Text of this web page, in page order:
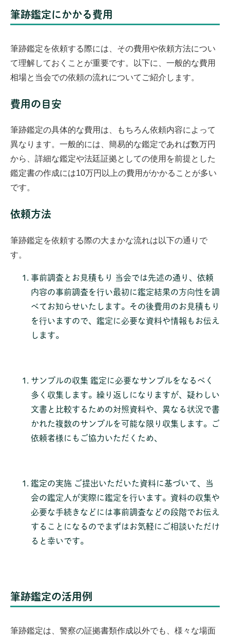
筆跡鑑定にかかる費用
筆跡鑑定を依頼する際には、その費用や依頼方法につい
て理解しておくことが重要です。以下に、一般的な費用
相場と当会での依頼の流れについてご紹介します。
費用の目安
筆跡鑑定の具体的な費用は、もちろん依頼内容によって
異なります。一般的には、簡易的な鑑定であれば数万円
から、詳細な鑑定や法廷証拠としての使用を前提とした
鑑定書の作成には10万円以上の費用がかかることが多い
です。
依頼方法
筆跡鑑定を依頼する際の大まかな流れは以下の通りで
す。
事前調査とお見積もり
当会では先述の通り、依頼
内容の事前調査を行い最初に鑑定結果の方向性を調
べてお知らせいたします。その後費用のお見積もり
を行いますので、鑑定に必要な資料や情報もお伝え
します。
サンプルの収集 鑑定に必要なサンプルをなるべく
多く収集します。繰り返しになりますが、疑わしい
文書と比較するための対照資料や、異なる状況で書
かれた複数のサンプルを可能な限り収集します。ご
依頼者様にもご協力いただくため、
鑑定の実施 ご提出いただいた資料に基づいて、当
会の鑑定人が実際に鑑定を行います。資料の収集や
必要な手続きなどには事前調査などの段階でお伝え
することになるのでまずはお気軽にご相談いただけ
ると幸いです。
筆跡鑑定の活用例
筆跡鑑定は、警察の証拠書類作成以外でも、様々な場面